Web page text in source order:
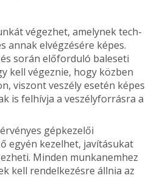
végezhet, amelynek tech­
annak elvégzésére képes.
során előforduló baleseti
kell végeznie, hogy közben
viszont veszély esetén képes
is felhívja a veszélyforrásra a
gépkezelői
egyén kezelhet, javításukat
Minden munkanemhez
kell rendelkezésre állnia az